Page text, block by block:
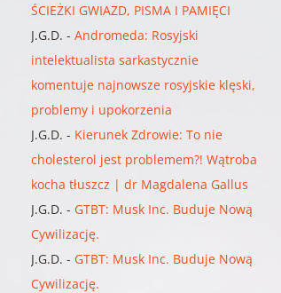
ŚCIEŻKI GWIAZD, PISMA I PAMIĘCI
J.G.D. -Andromeda: Rosyjski
intelektualista sarkastycznie
komentuje najnowsze rosyjskie klęski,
problemy i upokorzenia
J.G.D. - Kierunek Zdrowie: To nie
cholesterol jest problemem?! Wątroba
kocha tłuszcz | dr Magdalena Gallus
J.G.D. - GTBT: Musk Inc. Buduje Nową
Cywilizację.
J.G.D. - GTBT: Musk Inc. Buduje Nową
Cywilizację.